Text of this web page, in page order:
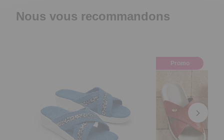
Nous vous recommandons
Promo